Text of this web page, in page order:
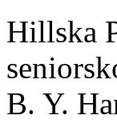
Hillska
B. Y.